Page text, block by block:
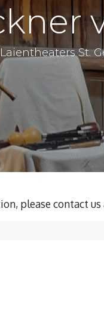
St.
please contact us